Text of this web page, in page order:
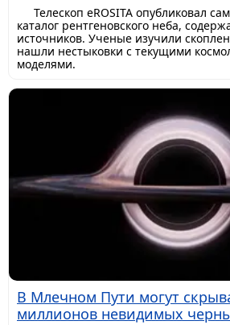
Телескоп eROSITA опубликовал
каталог рентгеновского неба,
источников. Ученые изучили
нашли нестыковки с текущими
моделями.
В Млечном Пути могут
миллионов невидимых